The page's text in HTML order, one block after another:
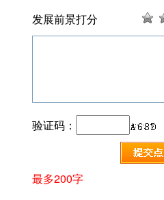
发展前景打分
验证码：
最多200字